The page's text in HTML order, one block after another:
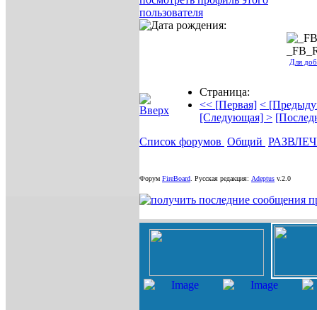
Для
Страница:
<< [Первая] <
[Следующая] >
Список форумов Общий
Форум FireBoard Русская редакция: Adeptus v.2.0